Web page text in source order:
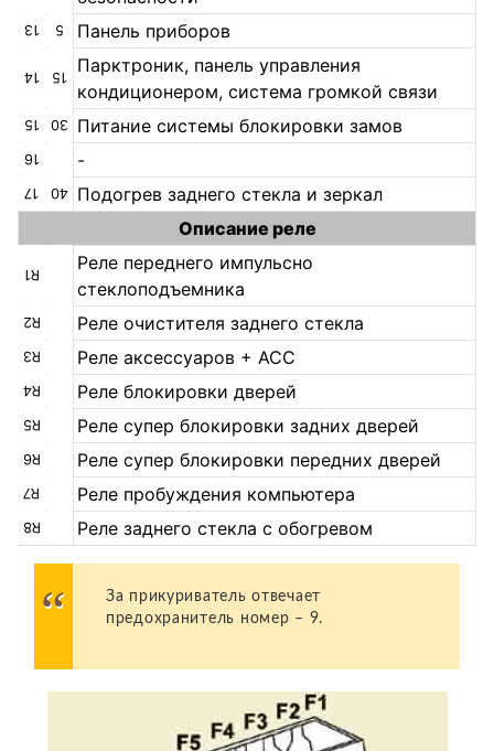
13 5 Панель приборов
14 15
Парктроник, панель управления
кондиционером, система громкой связи
15 30 Питание системы блокировки замов
16 -
17 40
Подогрев заднего стекла и зеркал
Описание реле
R1
Реле переднего импульсно
стеклоподъемника
R2 Реле очистителя заднего стекла
R3 Реле аксессуаров + АСС
R4 Реле блокировки дверей
R5 Реле супер блокировки задних дверей
R6 Реле супер блокировки передних дверей
R7 Реле пробуждения компьютера
R8 Реле заднего стекла с обогревом
За прикуриватель отвечает
предохранитель номер – 9.